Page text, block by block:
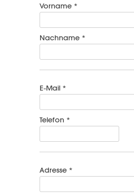
Vorname *
Nachname *
E-Mail *
Telefon *
Adresse *